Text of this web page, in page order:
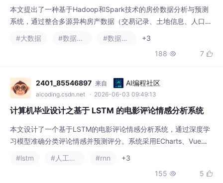
本文提出了一种基于Hadoop和Spark技术的房价数据分析与预测
系统，通过整合多源异构房产数据（交易记录、土地信息、人口统
计等），采用机器学习算法构建预测模型，并利用Echarts实现数
块，能够自动采集清洗数据、建立预测模型，并通过可视化看板直
性，为房地产市场参与者提供了有效的决策支
#大数据 #数据分析 #数据挖掘
+3
188  7 
2401_85546897 来自 AI编程社区
aicoding.csdn.net · 2026-06-03 09:49:13
计算机毕业设计之基于 LSTM 的电影评论情感分析系统
本文设计了一个基于LSTM的电影评论情感分析系统，通过深度学
习模型准确分类评论情感并预测评分。系统采用ECharts、Vue等
行业提供多维度分析工具。该系统结合LSTM的时序处理能力和可
#lstm #人工智能 #rnn
+3
155  5 